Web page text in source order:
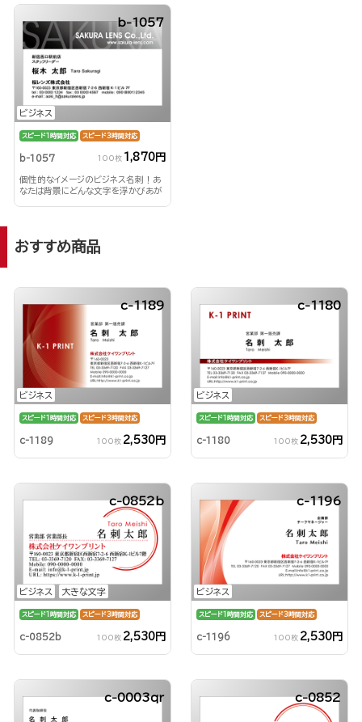
ビジネス
b-1057
スピード1時間対応 スピード3時間対応
b-1057 100枚 1,870円
個性的なイメージのビジネス名刺！あ
なたは背景にどんな文字を浮かびあが
おすすめ商品
ビジネス
c-1189
スピード1時間対応 スピード3時間対応
c-1189 100枚 2,530円
ビジネス
c-1180
スピード1時間対応 スピード3時間対応
c-1180 100枚 2,530円
ビジネス 大きな文字
c-0852b
スピード1時間対応 スピード3時間対応
c-0852b 100枚 2,530円
ビジネス
c-1196
スピード1時間対応 スピード3時間対応
c-1196 100枚 2,530円
c-0003qr c-0852